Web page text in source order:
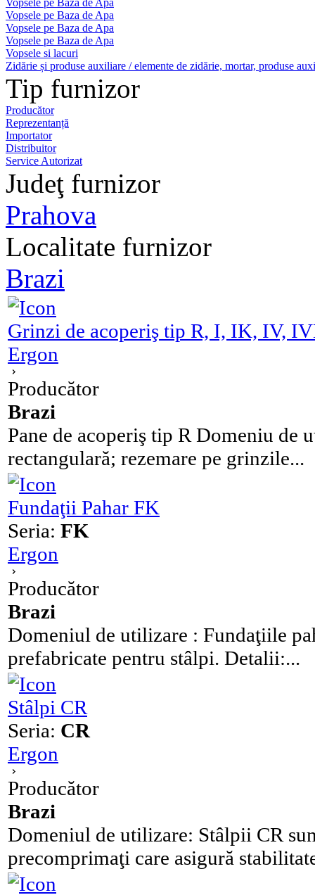
Vopsele pe Baza de Apa
Vopsele pe Baza de Apa
Vopsele pe Baza de Apa
Vopsele pe Baza de Apa
Vopsele si lacuri
Zidărie și produse auxiliare / elemente de zidărie, mortar, produse
Tip furnizor
Producător
Reprezentanță
Importator
Distribuitor
Service Autorizat
Judeţ furnizor
Prahova
Localitate furnizor
Brazi
Grinzi de acoperiş tip R, I, IK, IV,
Ergon
Producător
Brazi
Pane de acoperiş tip R Domeniu de
rectangulară; rezemare pe grinzile...
Fundaţii Pahar FK
Seria: FK
Ergon
Producător
Brazi
Domeniul de utilizare : Fundaţiile
prefabricate pentru stâlpi. Detalii:...
Stâlpi CR
Seria: CR
Ergon
Producător
Brazi
Domeniul de utilizare: Stâlpii CR
precomprimaţi care asigură